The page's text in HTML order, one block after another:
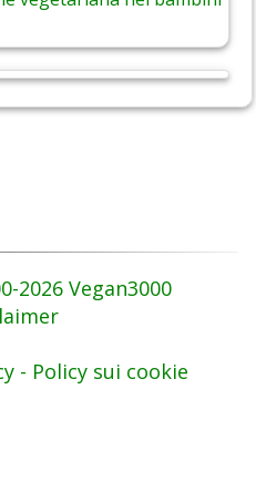
2026 Vegan3000
- Policy sui cookie